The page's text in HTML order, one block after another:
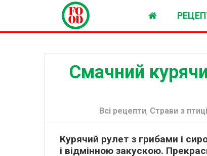
Смачний
Всі рецепти, Страви з птиці
Курячий рулет з грибами і
і відмінною закускою.